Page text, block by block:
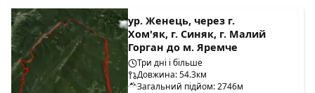
ур. Женець, через г.
Хом'як, г. Синяк, г. Малий
Горган до м. Яремче
Три дні і більше
Довжина: 54.3км
Загальний підйом: 2746м